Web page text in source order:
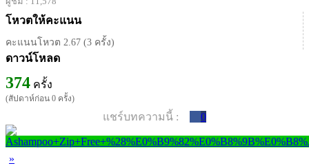
โหวตให้คะแนน
คะแนนโหวต 2.67 (3 ครั้ง)
ดาวน์โหลด
374 ครั้ง
(สัปดาห์ก่อน 0 ครั้ง)
แชร์บทความนี้ : 0
»